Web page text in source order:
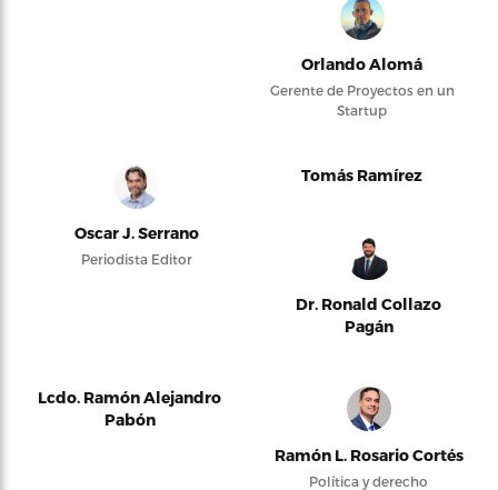
Orlando Alomá
Gerente de Proyectos en un
Startup
Oscar J. Serrano
Periodista Editor
Tomás Ramírez
Dr. Ronald Collazo
Pagán
Lcdo. Ramón Alejandro
Pabón
Ramón L. Rosario Cortés
Política y derecho